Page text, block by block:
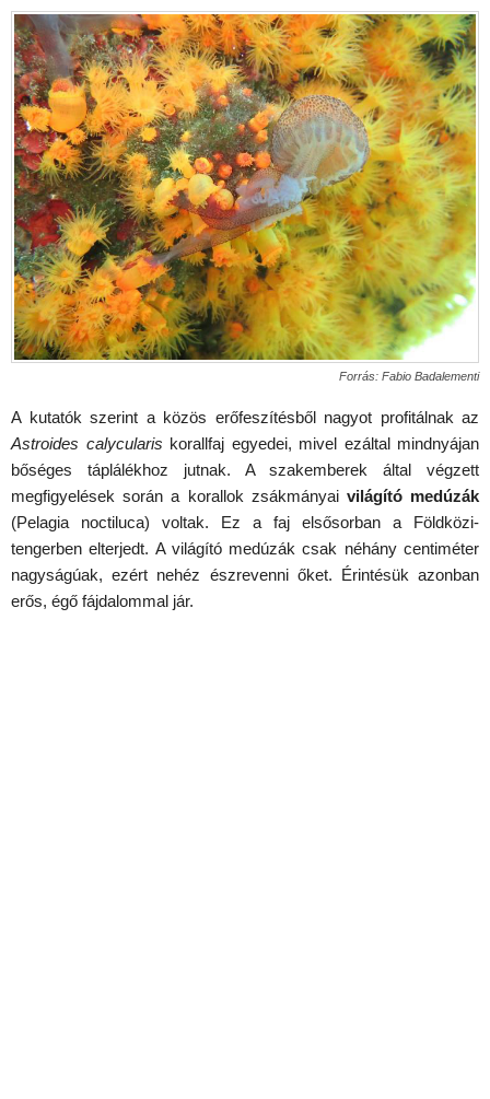
Forrás: Fabio Badalementi
A kutatók szerint a közös erőfeszítésből nagyot profitálnak az
Astroides calycularis korallfaj egyedei, mivel ezáltal mindnyájan
bőséges táplálékhoz jutnak. A szakemberek által végzett
megfigyelések során a korallok zsákmányai világító medúzák
(Pelagia noctiluca) voltak. Ez a faj elsősorban a Földközi-
tengerben elterjedt. A világító medúzák csak néhány centiméter
nagyságúak, ezért nehéz észrevenni őket. Érintésük azonban
erős, égő fájdalommal jár.